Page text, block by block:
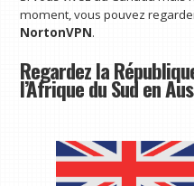
moment, vous pouvez
NortonVPN.
Regardez la
l’Afrique du Sud en